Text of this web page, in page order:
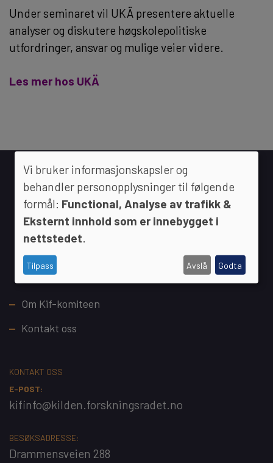
Under seminaret vil UKÄ presentere aktuelle
analyser og diskutere høgskolepolitiske
utfordringer, ansvar og mulige veier videre.
Les mer hos UKÄ
Footer
Om Kif-komiteen
Kontakt oss
KONTAKT OSS
E-POST:
kifinfo@kilden.forskningsradet.no
BESØKSADRESSE:
Drammensveien 288
Vi bruker informasjonskapsler og
behandler personopplysninger til følgende
formål: Functional, Analyse av trafikk &
Eksternt innhold som er innebygget i
nettstedet.
Tilpass Avslå Godta